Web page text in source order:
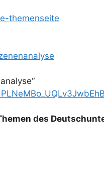
themenseite
des